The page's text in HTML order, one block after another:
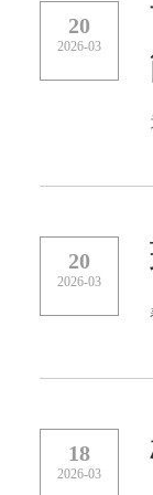
20
2026-03
20
2026-03
18
2026-03